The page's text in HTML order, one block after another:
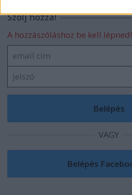
Szólj hozzá!
A hozzászóláshoz be kell lépned!
VAGY